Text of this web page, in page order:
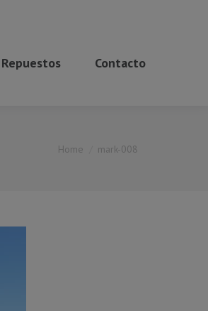
Repuestos Contacto
You are here:
Home mark-008